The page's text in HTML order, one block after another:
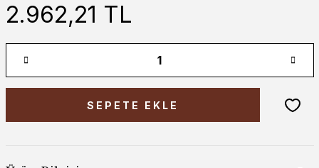
2.962,21 TL
SEPETE EKLE